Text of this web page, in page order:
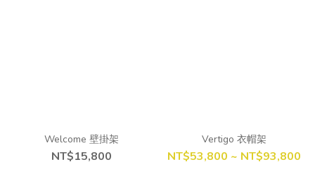
Welcome 壁掛架
NT$15,800
Vertigo 衣帽架
NT$53,800 ~ NT$93,800